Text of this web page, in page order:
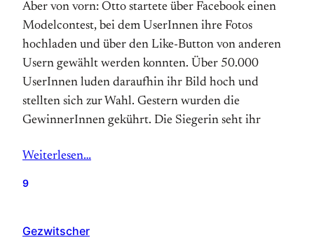
Aber von vorn: Otto startete über Facebook einen
Modelcontest, bei dem UserInnen ihre Fotos
hochladen und über den Like-Button von anderen
Usern gewählt werden konnten. Über 50.000
UserInnen luden daraufhin ihr Bild hoch und
stellten sich zur Wahl. Gestern wurden die
GewinnerInnen gekührt. Die Siegerin seht ihr
Weiterlesen…
9
Gezwitscher